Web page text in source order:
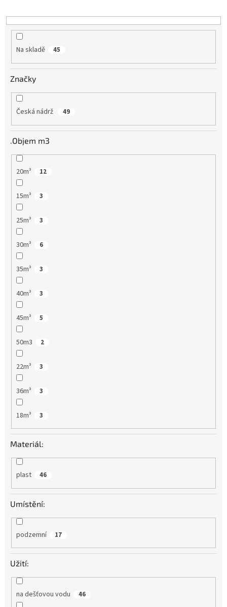
t
ů
Na skladě 45
Značky
Česká nádrž 49
.Objem m3
20m³ 12
15m³ 3
25m³ 3
30m³ 6
35m³ 3
40m³ 3
45m³ 5
50m3 2
22m³ 3
36m³ 3
18m³ 3
Materiál:
plast 46
Umístění:
podzemní 17
Užití:
na dešťovou vodu 46